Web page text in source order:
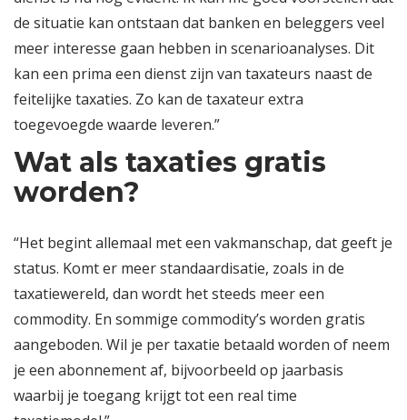
de situatie kan ontstaan dat banken en beleggers veel
meer interesse gaan hebben in scenarioanalyses. Dit
kan een prima een dienst zijn van taxateurs naast de
feitelijke taxaties. Zo kan de taxateur extra
toegevoegde waarde leveren.”
Wat als taxaties gratis
worden?
“Het begint allemaal met een vakmanschap, dat geeft je
status. Komt er meer standaardisatie, zoals in de
taxatiewereld, dan wordt het steeds meer een
commodity. En sommige commodity’s worden gratis
aangeboden. Wil je per taxatie betaald worden of neem
je een abonnement af, bijvoorbeeld op jaarbasis
waarbij je toegang krijgt tot een real time